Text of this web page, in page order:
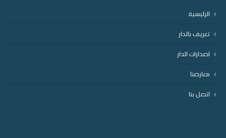
الرئيسية
تعريف بالدار
اصدارات الدار
معارضنا
اتصل بنا